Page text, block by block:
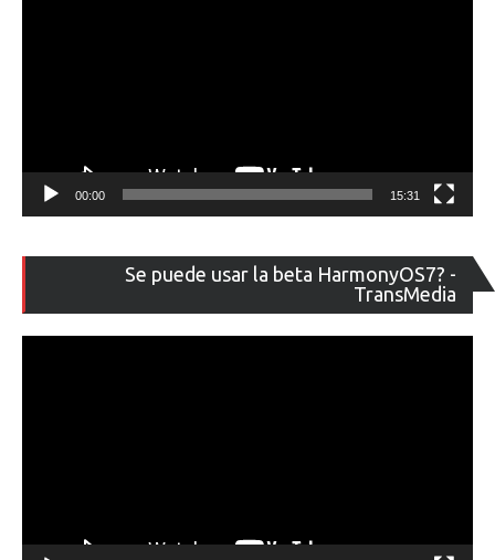
00:00 15:31
Se puede usar la beta HarmonyOS7? -
TransMedia
de